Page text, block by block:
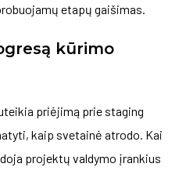
etapų gaišimas.
kūrimo
priėjimą prie staging
kaip svetainė atrodo. Kai
projektų valdymo įrankius